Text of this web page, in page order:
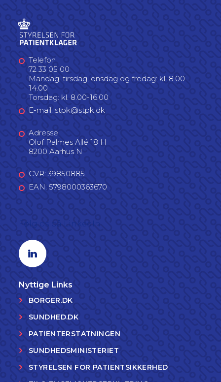
Telefon
72 33 05 00
Mandag, tirsdag, onsdag og fredag: kl. 8.00 -
14.00
Torsdag: kl. 8.00-16.00
E-mail: stpk@stpk.dk
Adresse
Olof Palmes Allé 18 H
8200 Aarhus N
CVR: 39850885
EAN: 5798000363670
Linkedin profil
Nyttige Links
BORGER.DK
SUNDHED.DK
PATIENTERSTATNINGEN
SUNDHEDSMINISTERIET
STYRELSEN FOR PATIENTSIKKERHED